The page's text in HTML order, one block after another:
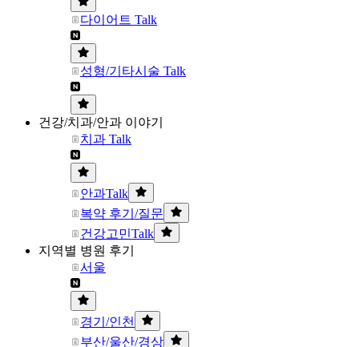
다이어트 Talk
성형/기타시술 Talk
건강/치과/안과 이야기
치과 Talk
안과Talk
복약 후기/질문
건강고민Talk
지역별 병원 후기
서울
경기/인천
부산/울산/경상